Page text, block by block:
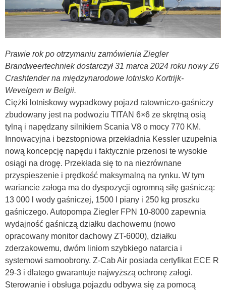
Prawie rok po otrzymaniu zamówienia Ziegler
Brandweertechniek dostarczył 31 marca 2024 roku nowy Z6
Crashtender na międzynarodowe lotnisko Kortrijk-
Wevelgem w Belgii.
Ciężki lotniskowy wypadkowy pojazd ratowniczo-gaśniczy
zbudowany jest na podwoziu TITAN 6×6 ze skrętną osią
tylną i napędzany silnikiem Scania V8 o mocy 770 KM.
Innowacyjna i bezstopniowa przekładnia Kessler uzupełnia
nową koncepcję napędu i faktycznie przenosi te wysokie
osiągi na drogę. Przekłada się to na niezrównane
przyspieszenie i prędkość maksymalną na rynku. W tym
wariancie załoga ma do dyspozycji ogromną siłę gaśniczą:
13 000 l wody gaśniczej, 1500 l piany i 250 kg proszku
gaśniczego. Autopompa Ziegler FPN 10-8000 zapewnia
wydajność gaśniczą działku dachowemu (nowo
opracowany monitor dachowy ZT-6000), działku
zderzakowemu, dwóm liniom szybkiego natarcia i
systemowi samoobrony. Z-Cab Air posiada certyfikat ECE R
29-3 i dlatego gwarantuje najwyższą ochronę załogi.
Sterowanie i obsługa pojazdu odbywa się za pomocą